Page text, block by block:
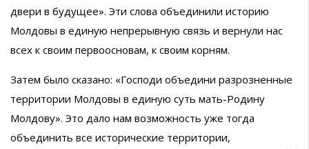
двери в будущее». Эти слова объединили историю
Молдовы в единую непрерывную связь и вернули нас
всех к своим первоосновам, к своим корням.
Затем было сказано: «Господи объедини разрозненные
территории Молдовы в единую суть мать-Родину
Молдову». Это дало нам возможность уже тогда
объединить все исторические территории,